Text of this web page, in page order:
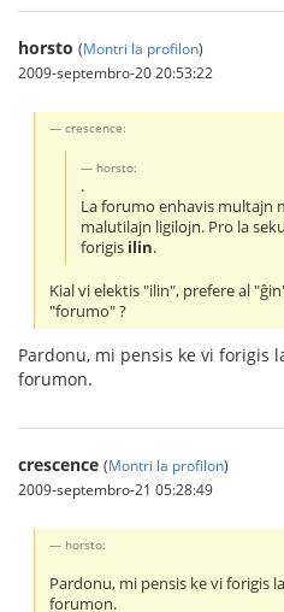
horsto (Montri la profilon)
2009-septembro-20 20:53:22
crescence:
horsto:
.
La forumo enhavis multajn
malutilajn ligilojn. Pro la
forigis ilin.
Kial vi elektis "ilin", prefere al
"forumo" ?
Pardonu, mi pensis ke vi forigis
forumon.
crescence (Montri la profilon)
2009-septembro-21 05:28:49
horsto:
Pardonu, mi pensis ke vi forigis
forumon.